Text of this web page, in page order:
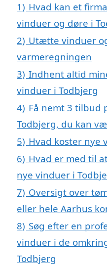
1) Hvad kan et
vinduer og døre i
2) Utætte vinduer
varmeregningen
3) Indhent altid
vinduer i Todbjerg
4) Få nemt 3 tilbud
Todbjerg, du kan
5) Hvad koster nye
6) Hvad er med til
nye vinduer i
7) Oversigt over
eller hele Aarhus
8) Søg efter en
vinduer i de
Todbjerg